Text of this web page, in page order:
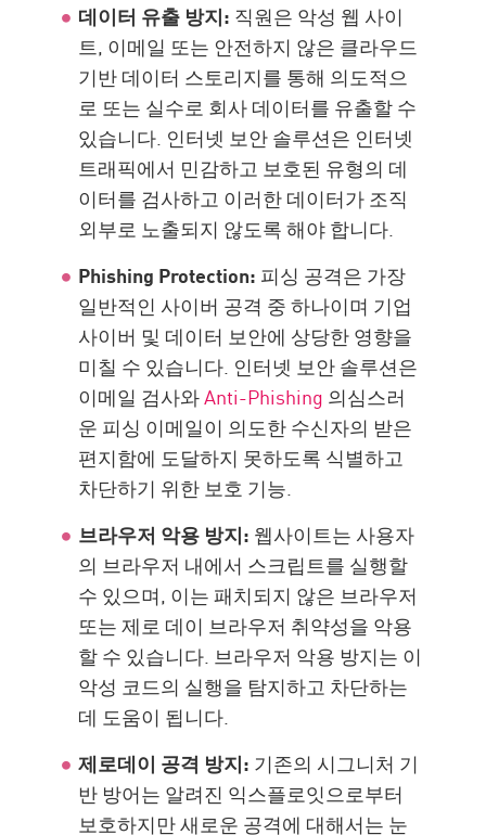
데이터 유출 방지: 직원은 악성 웹 사이
트, 이메일 또는 안전하지 않은 클라우드
기반 데이터 스토리지를 통해 의도적으
로 또는 실수로 회사 데이터를 유출할 수
있습니다. 인터넷 보안 솔루션은 인터넷
트래픽에서 민감하고 보호된 유형의 데
이터를 검사하고 이러한 데이터가 조직
외부로 노출되지 않도록 해야 합니다.
Phishing Protection: 피싱 공격은 가장
일반적인 사이버 공격 중 하나이며 기업
사이버 및 데이터 보안에 상당한 영향을
미칠 수 있습니다. 인터넷 보안 솔루션은
이메일 검사와Anti-Phishing 의심스러
운 피싱 이메일이 의도한 수신자의 받은
편지함에 도달하지 못하도록 식별하고
차단하기 위한 보호 기능.
브라우저 악용 방지: 웹사이트는 사용자
의 브라우저 내에서 스크립트를 실행할
수 있으며, 이는 패치되지 않은 브라우저
또는 제로 데이 브라우저 취약성을 악용
할 수 있습니다. 브라우저 악용 방지는 이
악성 코드의 실행을 탐지하고 차단하는
데 도움이 됩니다.
제로데이 공격 방지: 기존의 시그니처 기
반 방어는 알려진 익스플로잇으로부터
보호하지만 새로운 공격에 대해서는 눈